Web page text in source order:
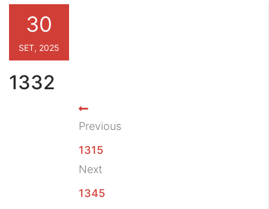
1332
30
SET, 2025
Previous
1315
Next
1345